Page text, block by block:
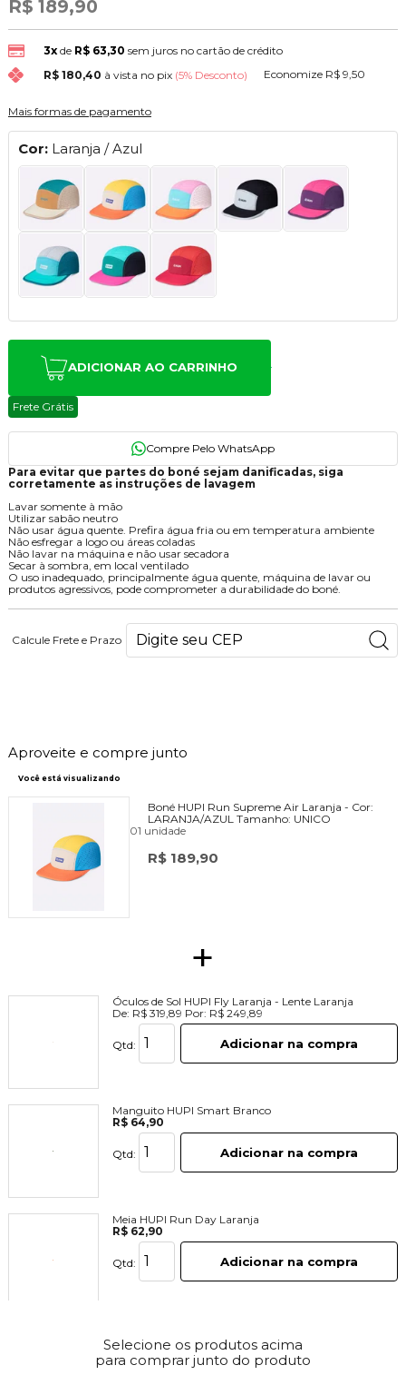
R$ 189,90
3xde R$ 63,30 sem juros no cartão de crédito
R$ 180,40 à vista no pix (5% Desconto) Economize R$ 9,50
Mais formas de pagamento
Cor: Laranja / Azul
Frete Grátis
ADICIONAR AO CARRINHO
Para evitar que partes do boné sejam danificadas, siga
corretamente as instruções de lavagem
Lavar somente à mão
Utilizar sabão neutro
Não usar água quente. Prefira água fria ou em temperatura ambiente
Não esfregar a logo ou áreas coladas
Não lavar na máquina e não usar secadora
Secar à sombra, em local ventilado
O uso inadequado, principalmente água quente, máquina de lavar ou
produtos agressivos, pode comprometer a durabilidade do boné.
Calcule Frete e Prazo
Aproveite e compre junto
Você está visualizando
Boné HUPI Run Supreme Air Laranja - Cor:
LARANJA/AZUL Tamanho: UNICO
01 unidade
R$ 189,90
+
Óculos de Sol HUPI Fly Laranja - Lente Laranja
De: R$ 319,89 Por: R$ 249,89
Qtd: Adicionar na compra
Manguito HUPI Smart Branco
R$ 64,90
Qtd: Adicionar na compra
Meia HUPI Run Day Laranja
R$ 62,90
Qtd: Adicionar na compra
Selecione os produtos acima
para comprar junto do produto